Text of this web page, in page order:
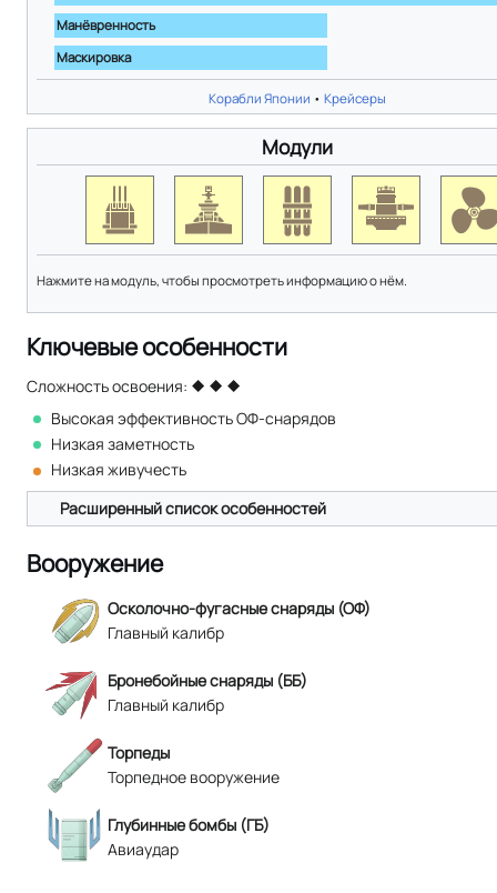
Манёвренность
Маскировка
Корабли Японии • Крейсеры
Модули
Нажмите на модуль, чтобы просмотреть информацию о нём.
Ключевые особенности
Сложность освоения:
Высокая эффективность ОФ-снарядов
Низкая заметность
Низкая живучесть
Расширенный список особенностей
Вооружение
Осколочно-фугасные снаряды (ОФ)
Главный калибр
Бронебойные снаряды (ББ)
Главный калибр
Торпеды
Торпедное вооружение
Глубинные бомбы (ГБ)
Авиаудар